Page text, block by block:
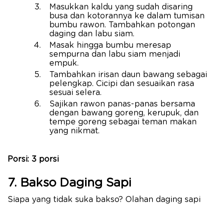
Masukkan kaldu yang sudah disaring
busa dan kotorannya ke dalam tumisan
bumbu rawon. Tambahkan potongan
daging dan labu siam.
Masak hingga bumbu meresap
sempurna dan labu siam menjadi
empuk.
Tambahkan irisan daun bawang sebagai
pelengkap. Cicipi dan sesuaikan rasa
sesuai selera.
Sajikan rawon panas-panas bersama
dengan bawang goreng, kerupuk, dan
tempe goreng sebagai teman makan
yang nikmat.
Porsi: 3 porsi
7. Bakso Daging Sapi
Siapa yang tidak suka bakso? Olahan daging sapi